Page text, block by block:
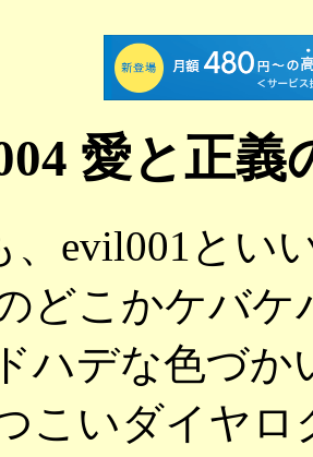
愛と正義
、evil001とい
どこかケバ
ハデな色づ
こいダイヤ